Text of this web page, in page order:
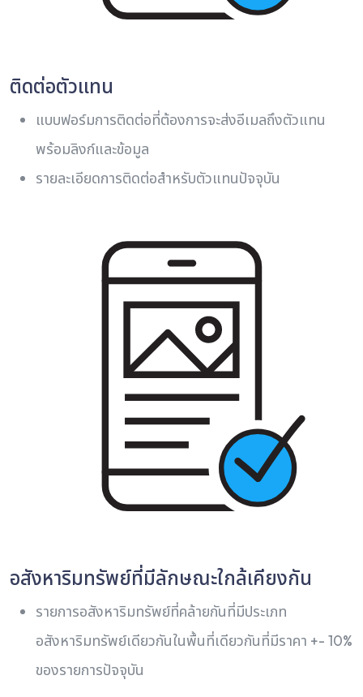
ติดต่อตัวแทน
แบบฟอร์มการติดต่อที่ต้องการจะส่งอีเมลถึงตัวแทน
พร้อมลิงก์และข้อมูล
รายละเอียดการติดต่อสําหรับตัวแทนปัจจุบัน
อสังหาริมทรัพย์ที่มีลักษณะใกล้เคียงกัน
รายการอสังหาริมทรัพย์ที่คล้ายกันที่มีประเภท
อสังหาริมทรัพย์เดียวกันในพื้นที่เดียวกันที่มีราคา +- 10%
ของรายการปัจจุบัน